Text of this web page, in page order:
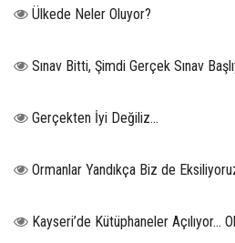
Ülkede Neler Oluyor?
Sınav Bitti, Şimdi Gerçek Sınav
Gerçekten İyi Değiliz...
Ormanlar Yandıkça Biz de
Kayseri’de Kütüphaneler Açılıyor…